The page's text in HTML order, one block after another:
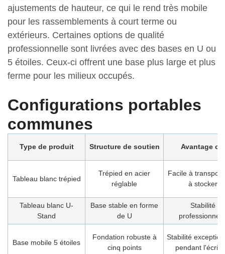
ajustements de hauteur, ce qui le rend très mobile
pour les rassemblements à court terme ou
extérieurs. Certaines options de qualité
professionnelle sont livrées avec des bases en U ou
5 étoiles. Ceux-ci offrent une base plus large et plus
ferme pour les milieux occupés.
Configurations portables
communes
Type de produit Structure de soutien Avantage clé
Tableau blanc trépied
Trépied en acier
réglable
Facile à
à stocker
Tableau blanc U-
Stand
Base stable en forme
de U
Stabilité
Base mobile 5 étoiles
Fondation robuste à
cinq points
Stabilité
pendant